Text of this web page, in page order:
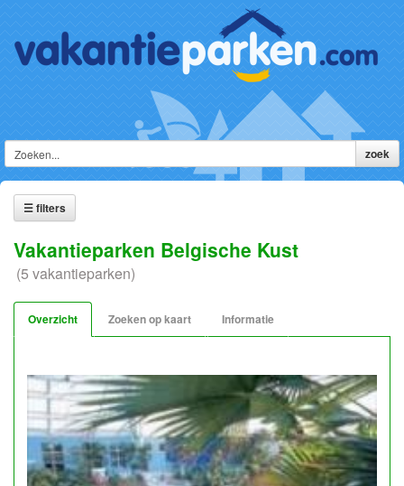
☰ filters
Vakantieparken Belgische Kust
(5 vakantieparken)
Overzicht Zoeken op kaart Informatie